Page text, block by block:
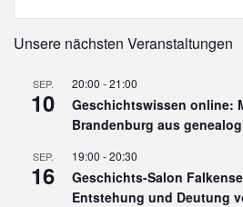
Unsere nächsten Veranstaltungen
SEP.
10
20:00 -21:00
Geschichtswissen online:
Brandenburg aus
SEP.
16
19:00 -20:30
Geschichts-Salon
Entstehung und Deutung